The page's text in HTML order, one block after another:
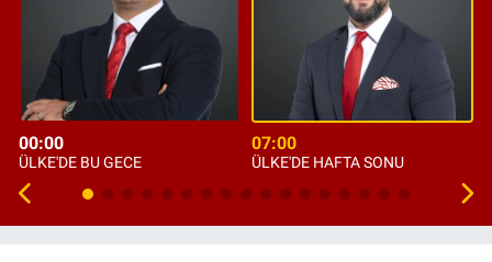
00:00
ÜLKE'DE BU GECE
07:00
ÜLKE'DE HAFTA SONU